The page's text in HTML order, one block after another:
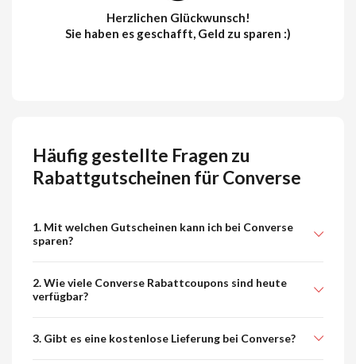
Herzlichen Glückwunsch!
Sie haben es geschafft, Geld zu sparen :)
Häufig gestellte Fragen zu
Rabattgutscheinen für Converse
1. Mit welchen Gutscheinen kann ich bei Converse
sparen?
2. Wie viele Converse Rabattcoupons sind heute
verfügbar?
3. Gibt es eine kostenlose Lieferung bei Converse?